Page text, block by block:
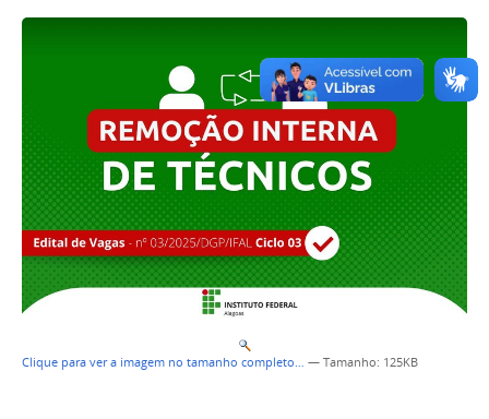
Clique para ver a imagem no tamanho completo… — Tamanho: 125KB